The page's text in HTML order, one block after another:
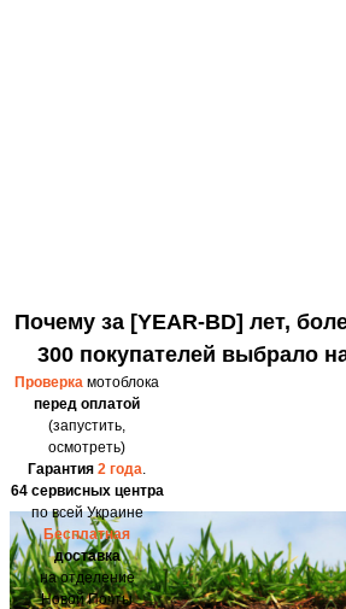
Почему за [YEAR-BD] лет,
300 покупателей выбрало
Проверка мотоблока
перед оплатой
(запустить,
осмотреть)
Гарантия 2 года.
64 сервисных центра
по всей Украине
Бесплатная
доставка
на отделение
Новой Почты